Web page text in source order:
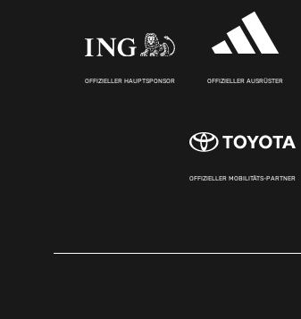
OFFIZIELLER HAUPTSPONSOR OFFIZIELLER AUSRÜSTER
OFFIZIELLER MOBILITÄTS-PARTNER